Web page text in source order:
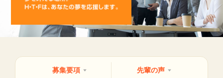
募集要項 先輩の声